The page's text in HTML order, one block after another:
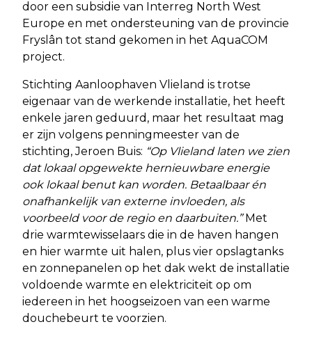
door een subsidie van Interreg North West
Europe en met ondersteuning van de provincie
Fryslân tot stand gekomen in het AquaCOM
project.
Stichting Aanloophaven Vlieland is trotse
eigenaar van de werkende installatie, het heeft
enkele jaren geduurd, maar het resultaat mag
er zijn volgens penningmeester van de
stichting, Jeroen Buis: “Op Vlieland laten we zien
dat lokaal opgewekte hernieuwbare energie
ook lokaal benut kan worden. Betaalbaar én
onafhankelijk van externe invloeden, als
voorbeeld voor de regio en daarbuiten.”Met
drie warmtewisselaars die in de haven hangen
en hier warmte uit halen, plus vier opslagtanks
en zonnepanelen op het dak wekt de installatie
voldoende warmte en elektriciteit op om
iedereen in het hoogseizoen van een warme
douchebeurt te voorzien.